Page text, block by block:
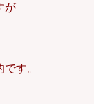
が
す。